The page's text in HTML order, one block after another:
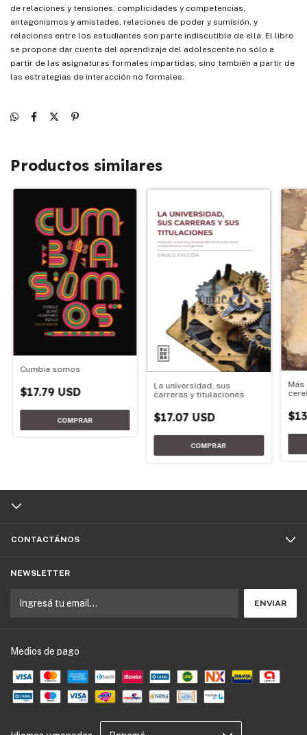
de relaciones y tensiones, complicidades y competencias,
antagonismos y amistades, relaciones de poder y sumisión, y
relaciones entre los estudiantes son parte indiscutible de ella. El libro
se propone dar cuenta del aprendizaje del adolescente no sólo a
partir de las asignaturas formales impartidas, sino también a partir de
las estrategias de interacción no formales.
Productos similares
Cumbia somos
$17.79 USD
La universidad, sus
carreras y titulaciones
$17.07 USD
CONTACTÁNOS
NEWSLETTER
Medios de pago